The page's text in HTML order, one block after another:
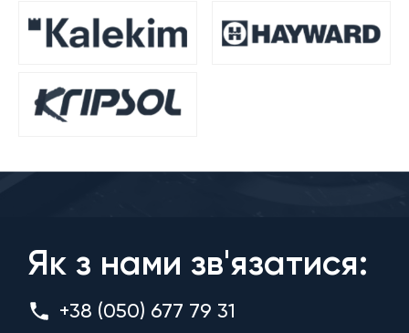
Як з нами зв'язатися:
+38 (050) 677 79 31